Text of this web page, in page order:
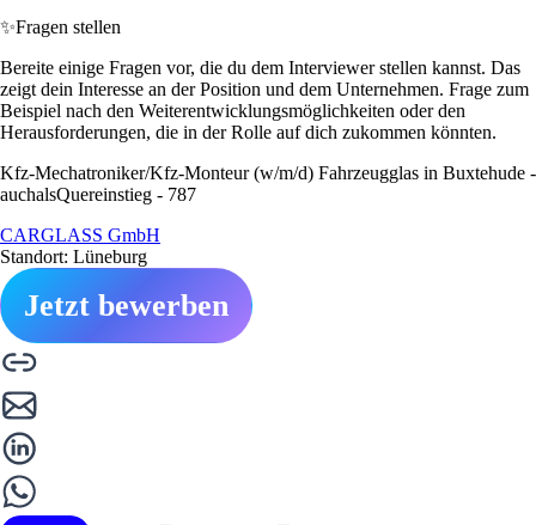
✨Fragen stellen
Bereite einige Fragen vor, die du dem Interviewer stellen kannst. Das
zeigt dein Interesse an der Position und dem Unternehmen. Frage zum
Beispiel nach den Weiterentwicklungsmöglichkeiten oder den
Herausforderungen, die in der Rolle auf dich zukommen könnten.
Kfz-Mechatroniker/Kfz-Monteur (w/m/d) Fahrzeugglas in Buxtehude -
auchalsQuereinstieg - 787
CARGLASS GmbH
Standort: Lüneburg
Jetzt bewerben